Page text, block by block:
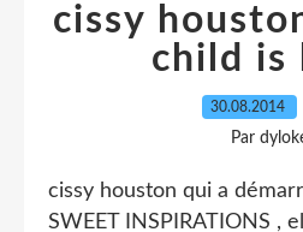
cissy
child is
30.08.2014
Par
cissy houston qui a
SWEET INSPIRATIONS ,